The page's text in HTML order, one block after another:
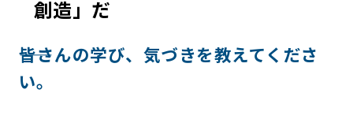
創造」だ
――皆さんの学び、気づきを教えてくださ
い。